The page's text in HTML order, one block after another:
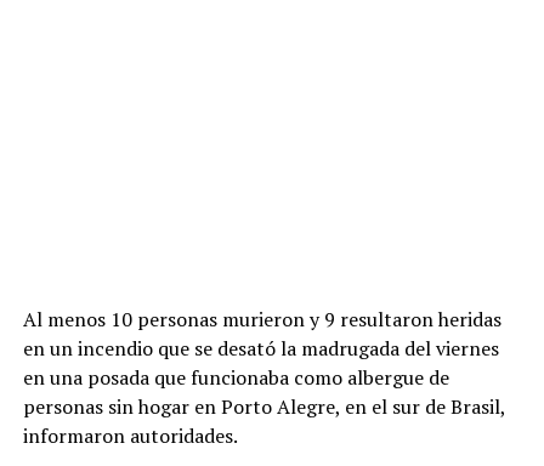
Al menos 10 personas murieron y 9 resultaron heridas
en un incendio que se desató la madrugada del viernes
en una posada que funcionaba como albergue de
personas sin hogar en Porto Alegre, en el sur de Brasil,
informaron autoridades.